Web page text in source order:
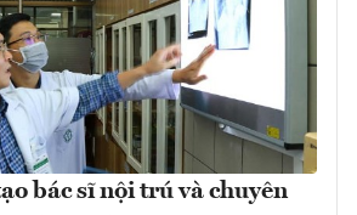
bác sĩ nội trú và chuyên